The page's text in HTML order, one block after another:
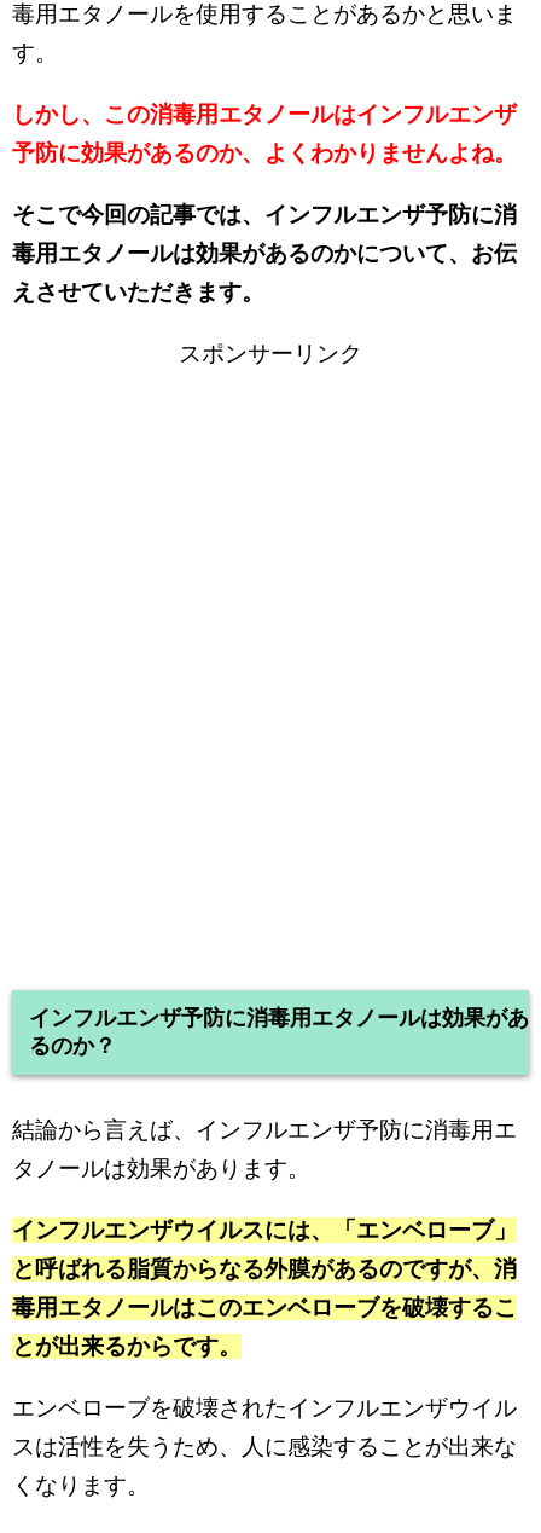
毒用エタノールを使用することがあるかと思いま
す。
しかし、この消毒用エタノールはインフルエンザ
予防に効果があるのか、よくわかりませんよね。
そこで今回の記事では、インフルエンザ予防に消
毒用エタノールは効果があるのかについて、お伝
えさせていただきます。
スポンサーリンク
インフルエンザ予防に消毒用エタノールは効果があ
るのか？
結論から言えば、インフルエンザ予防に消毒用エ
タノールは効果があります。
インフルエンザウイルスには、「エンベローブ」
と呼ばれる脂質からなる外膜があるのですが、消
毒用エタノールはこのエンベローブを破壊するこ
とが出来るからです。
エンベローブを破壊されたインフルエンザウイル
スは活性を失うため、人に感染することが出来な
くなります。